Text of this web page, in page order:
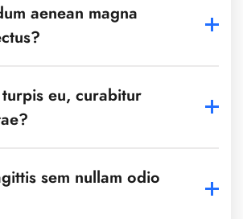
aenean magna
eu, curabitur
sem nullam odio